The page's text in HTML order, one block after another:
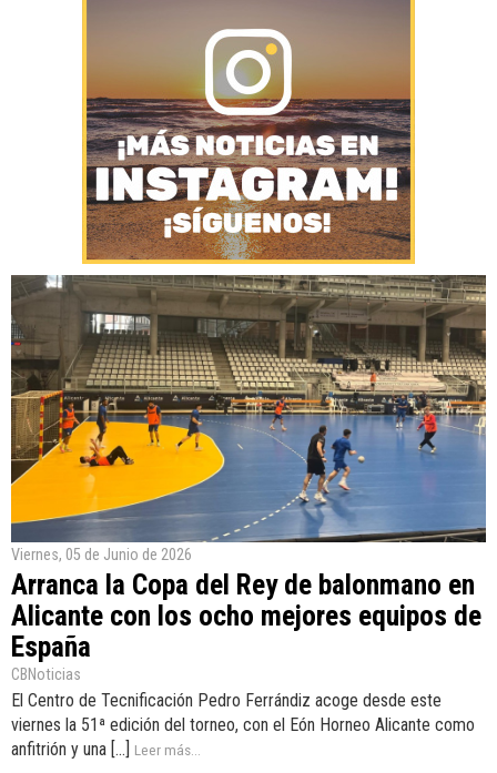
Viernes, 05 de Junio de 2026
Arranca la Copa del Rey de balonmano en
Alicante con los ocho mejores equipos de
España
CBNoticias
El Centro de Tecnificación Pedro Ferrándiz acoge desde este
viernes la 51ª edición del torneo, con el Eón Horneo Alicante como
anfitrión y una [...]
Leer más...